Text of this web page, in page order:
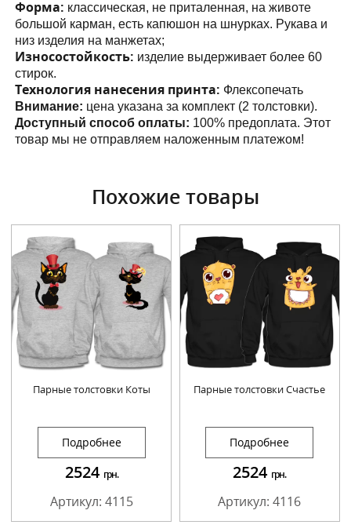
Форма: классическая, не приталенная, на животе
большой карман, есть капюшон на шнурках. Рукава и
низ изделия на манжетах;
Износостойкость: изделие выдерживает более 60
стирок.
Технология нанесения принта: Флексопечать
Внимание: цена указана за комплект (2 толстовки).
Доступный способ оплаты: 100% предоплата. Этот
товар мы не отправляем наложенным платежом!
Похожие товары
Парные толстовки Коты
Подробнее
2524 грн.
Артикул: 4115
Парные толстовки Счастье
Подробнее
2524 грн.
Артикул: 4116